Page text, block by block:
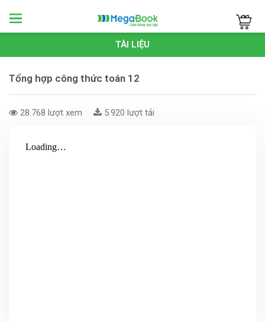
Megabook
TÀI LIỆU
Tổng hợp công thức toán 12
28.768 lượt xem 5.920 lượt tải